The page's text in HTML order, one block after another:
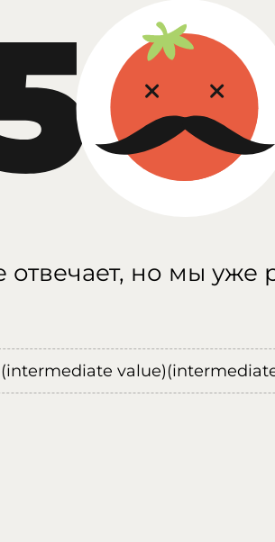
отвечает, но мы уже